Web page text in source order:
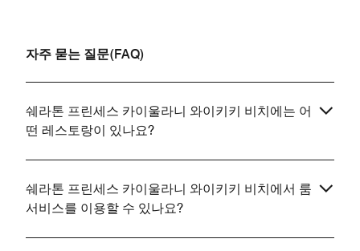
자주 묻는 질문(FAQ)
쉐라톤 프린세스 카이울라니 와이키키 비치에는 어
떤 레스토랑이 있나요?
쉐라톤 프린세스 카이울라니 와이키키 비치에서 룸
서비스를 이용할 수 있나요?